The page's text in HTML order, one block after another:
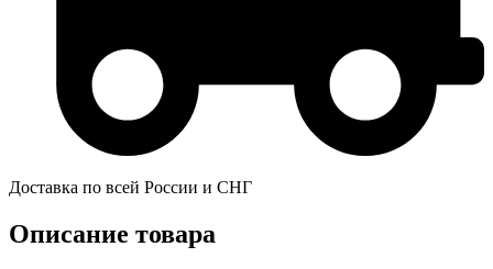
Доставка по всей России и СНГ
Описание товара